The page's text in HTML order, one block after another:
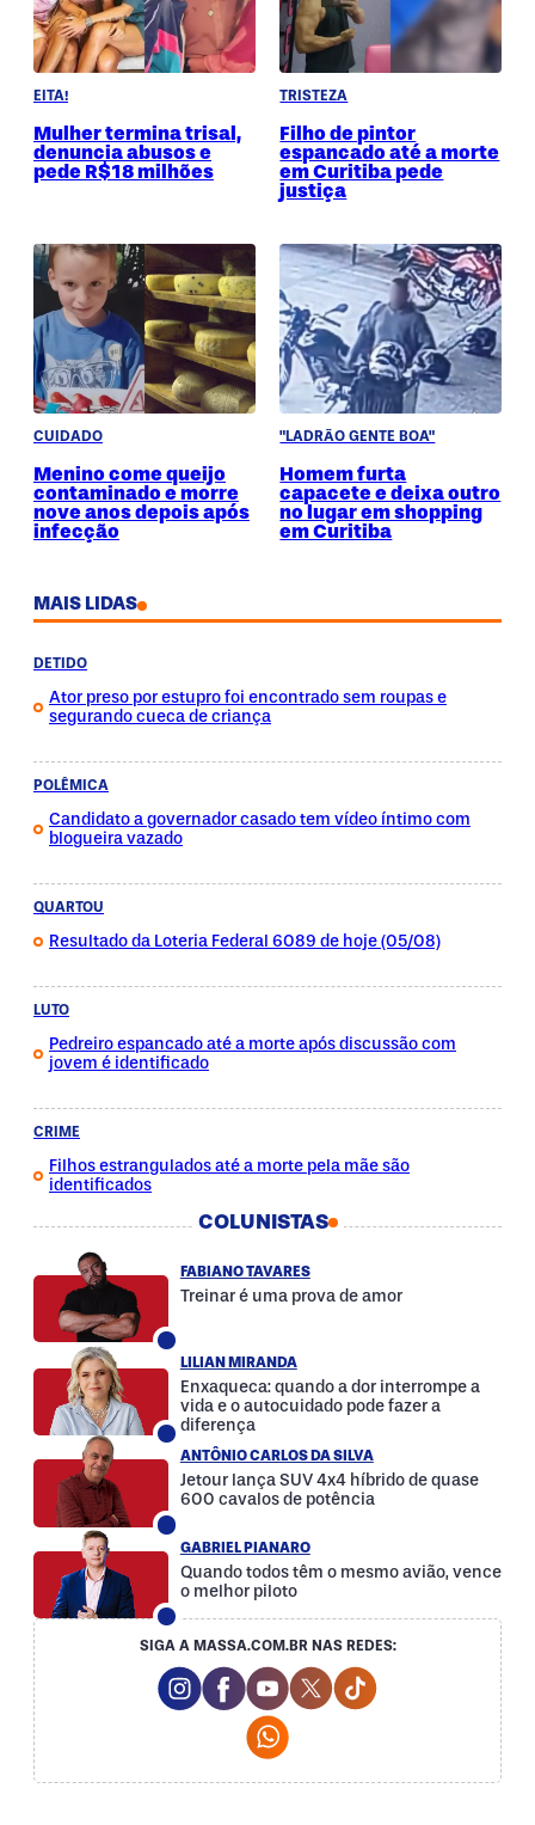
EITA!
Mulher termina trisal,
denuncia abusos e
pede R$18 milhões
TRISTEZA
Filho de pintor
espancado até a morte
em Curitiba pede
justiça
CUIDADO
Menino come queijo
contaminado e morre
nove anos depois após
infecção
"LADRÃO GENTE BOA"
Homem furta
capacete e deixa outro
no lugar em shopping
em Curitiba
MAIS LIDAS
DETIDO
Ator preso por estupro foi encontrado sem roupas e
segurando cueca de criança
POLÊMICA
Candidato a governador casado tem vídeo íntimo com
blogueira vazado
QUARTOU
Resultado da Loteria Federal 6089 de hoje (05/08)
LUTO
Pedreiro espancado até a morte após discussão com
jovem é identificado
CRIME
Filhos estrangulados até a morte pela mãe são
identificados
COLUNISTAS
FABIANO TAVARES
Treinar é uma prova de amor
LILIAN MIRANDA
Enxaqueca: quando a dor interrompe a
vida e o autocuidado pode fazer a
diferença
ANTÔNIO CARLOS DA SILVA
Jetour lança SUV 4x4 híbrido de quase
600 cavalos de potência
GABRIEL PIANARO
Quando todos têm o mesmo avião, vence
o melhor piloto
SIGA A MASSA.COM.BR NAS REDES:
Instagram Social Media
Facebook Social Media
Youtube Social Media
Twitter Social Media
Tiktok Social